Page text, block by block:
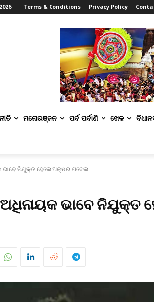
Terms & Conditions Privacy Policy
ମନୋରଞ୍ଜନ ପର୍ବ ପର୍ବାଣି ଖେଳ
ଭାବେ ନିଯୁକ୍ତ ହେଲେ ଅକ୍ଷର ପଟେଲ
ଭାବେ ନିଯୁକ୍ତ